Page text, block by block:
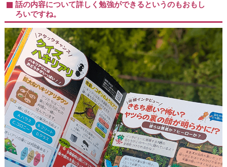
話の内容について詳しく勉強ができるというのもおもし
ろいですね。